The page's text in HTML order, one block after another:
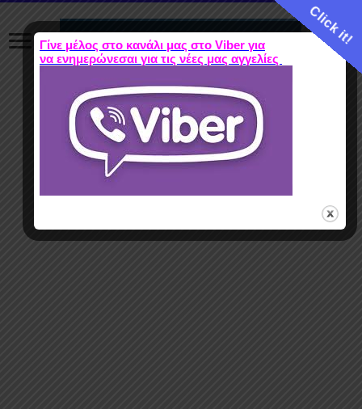
Click it!
Γίνε μέλος στο κανάλι μας στο Viber για
να ενημερώνεσαι για τις νέες μας αγγελίες